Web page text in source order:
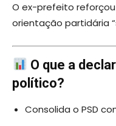
O ex-prefeito
orientação partidária
O que a
político?
Consolida o PSD